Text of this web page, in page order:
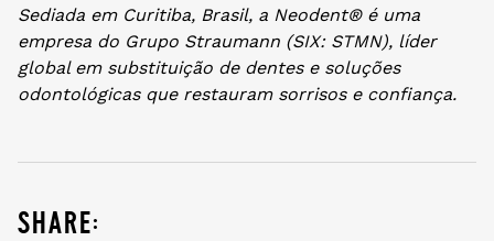
Sediada em Curitiba, Brasil, a Neodent® é uma
empresa do Grupo Straumann (SIX: STMN), líder
global em substituição de dentes e soluções
odontológicas que restauram sorrisos e confiança.
share: